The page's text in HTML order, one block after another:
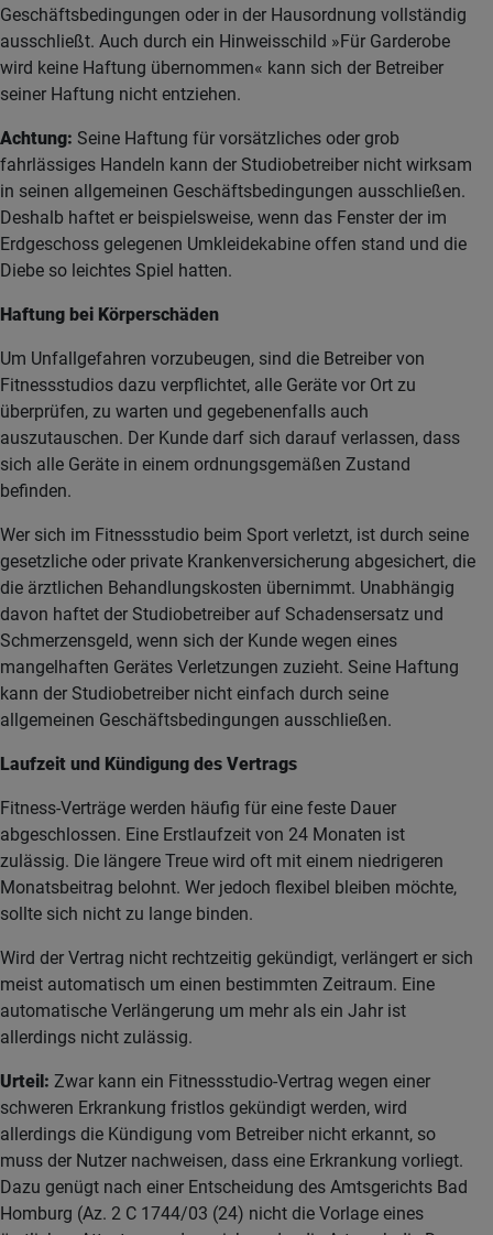
Geschäftsbedingungen oder in der Hausordnung vollständig
ausschließt. Auch durch ein Hinweisschild »Für Garderobe
wird keine Haftung übernommen« kann sich der Betreiber
seiner Haftung nicht entziehen.
Achtung: Seine Haftung für vorsätzliches oder grob
fahrlässiges Handeln kann der Studiobetreiber nicht wirksam
in seinen allgemeinen Geschäftsbedingungen ausschließen.
Deshalb haftet er beispielsweise, wenn das Fenster der im
Erdgeschoss gelegenen Umkleidekabine offen stand und die
Diebe so leichtes Spiel hatten.
Haftung bei Körperschäden
Um Unfallgefahren vorzubeugen, sind die Betreiber von
Fitnessstudios dazu verpflichtet, alle Geräte vor Ort zu
überprüfen, zu warten und gegebenenfalls auch
auszutauschen. Der Kunde darf sich darauf verlassen, dass
sich alle Geräte in einem ordnungsgemäßen Zustand
befinden.
Wer sich im Fitnessstudio beim Sport verletzt, ist durch seine
gesetzliche oder private Krankenversicherung abgesichert, die
die ärztlichen Behandlungskosten übernimmt. Unabhängig
davon haftet der Studiobetreiber auf Schadensersatz und
Schmerzensgeld, wenn sich der Kunde wegen eines
mangelhaften Gerätes Verletzungen zuzieht. Seine Haftung
kann der Studiobetreiber nicht einfach durch seine
allgemeinen Geschäftsbedingungen ausschließen.
Laufzeit und Kündigung des Vertrags
Fitness-Verträge werden häufig für eine feste Dauer
abgeschlossen. Eine Erstlaufzeit von 24 Monaten ist
zulässig. Die längere Treue wird oft mit einem niedrigeren
Monatsbeitrag belohnt. Wer jedoch flexibel bleiben möchte,
sollte sich nicht zu lange binden.
Wird der Vertrag nicht rechtzeitig gekündigt, verlängert er sich
meist automatisch um einen bestimmten Zeitraum. Eine
automatische Verlängerung um mehr als ein Jahr ist
allerdings nicht zulässig.
Urteil: Zwar kann ein Fitnessstudio-Vertrag wegen einer
schweren Erkrankung fristlos gekündigt werden, wird
allerdings die Kündigung vom Betreiber nicht erkannt, so
muss der Nutzer nachweisen, dass eine Erkrankung vorliegt.
Dazu genügt nach einer Entscheidung des Amtsgerichts Bad
Homburg (Az. 2 C 1744/03 (24) nicht die Vorlage eines